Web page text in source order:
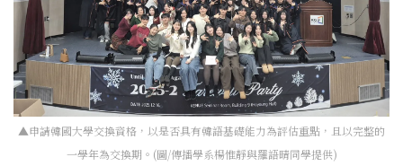
▲申請韓國大學交換資格，以是否具有韓語基礎能力為評估重點，且以完整的
一學年為交換期。(圖/傳播學系楊惟靜與羅語晴同學提供)